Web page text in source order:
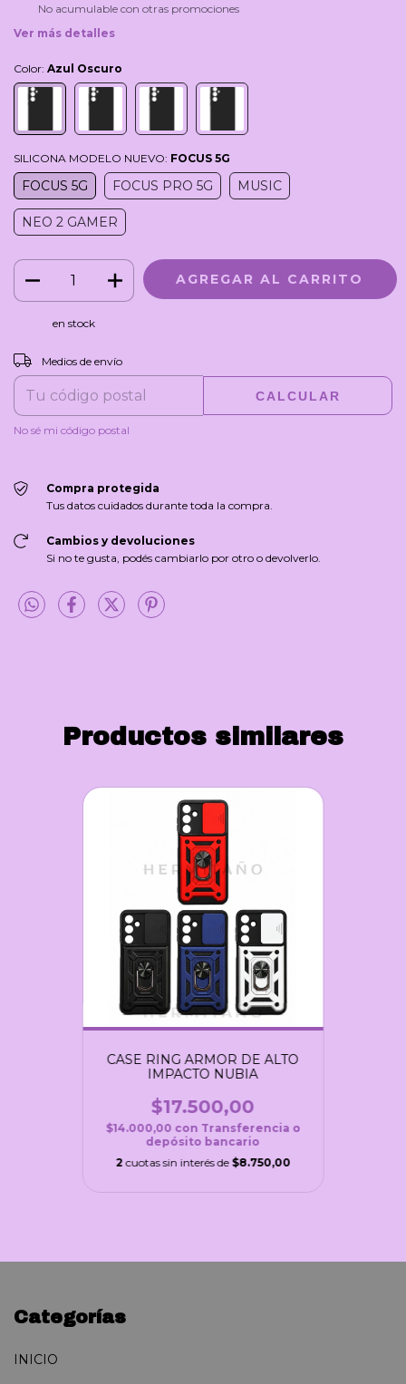
No acumulable con otras promociones
Ver más detalles
Color: Azul Oscuro
SILICONA MODELO NUEVO: FOCUS 5G
FOCUS 5G FOCUS PRO 5G MUSIC
NEO 2 GAMER
en stock
Entregas para el CP:
Medios de envío
CALCULAR
No sé mi código postal
Compra protegida
Tus datos cuidados durante toda la compra.
Cambios y devoluciones
Si no te gusta, podés cambiarlo por otro o devolverlo.
Productos similares
CASE RING ARMOR DE ALTO
IMPACTO NUBIA
$17.500,00
$14.000,00 con Transferencia o
depósito bancario
2 cuotas sin interés de $8.750,00
Categorías
INICIO